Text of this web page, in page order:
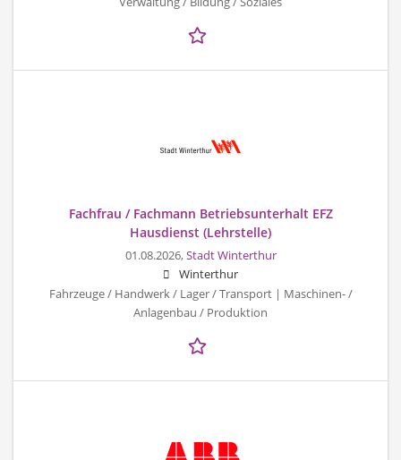
Fachfrau / Fachmann Betriebsunterhalt EFZ
Hausdienst (Lehrstelle)
01.08.2026,Stadt Winterthur
Winterthur
Fahrzeuge / Handwerk / Lager / Transport | Maschinen- /
Anlagenbau / Produktion